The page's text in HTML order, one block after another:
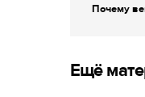
Почему
Ещё